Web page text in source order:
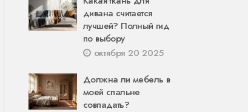
дивана считается
лучшей? Полный гид
по выбору
октября 20 2025
Должна ли мебель в
моей спальне
совпадать?